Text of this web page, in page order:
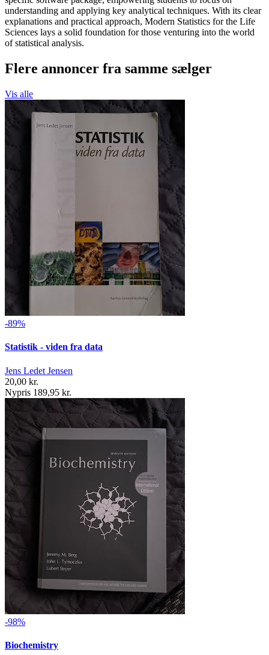
understanding and applying key analytical techniques. With its clear
explanations and practical approach, Modern Statistics for the Life
Sciences lays a solid foundation for those venturing into the world
of statistical analysis.
Flere annoncer fra samme sælger
Vis alle
-89%
Statistik - viden fra data
Jens Ledet Jensen
20,00 kr.
Nypris 189,95 kr.
-98%
Biochemistry